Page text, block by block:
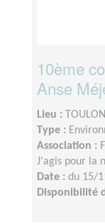
10ème
Anse
Lieu :
Type :
Association :
J'agis pour la
Date : du 15/
Disponibilité